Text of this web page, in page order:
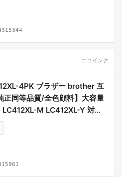
エコインク
4PK ブラザー brother 互
正同等品質/全色顔料】大容量
M LC412XL-Y 対応
MFC-J7300CDW 高品質